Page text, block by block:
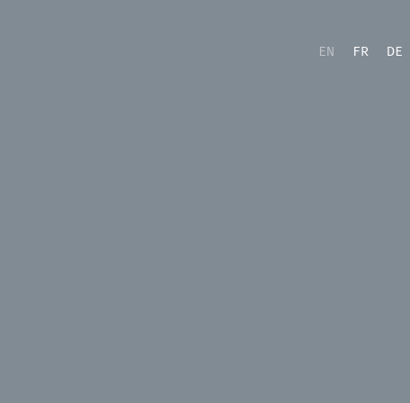
EN FR DE